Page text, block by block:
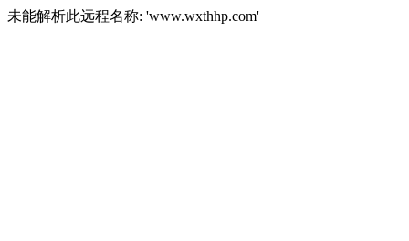
未能解析此远程名称: 'www.wxthhp.com'